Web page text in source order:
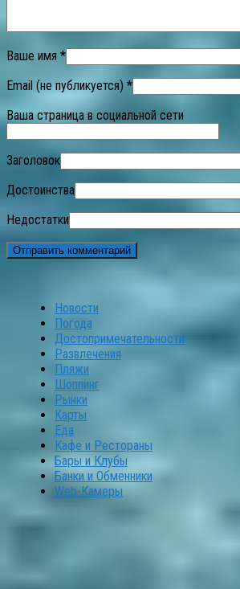
Ваше имя *
Email (не публикуется) *
Ваша страница в социальной сети
Заголовок
Достоинства
Недостатки
Новости
Погода
Достопримечательности
Развлечения
Пляжи
Шоппинг
Рынки
Карты
Еда
Кафе и Рестораны
Бары и Клубы
Банки и Обменники
Web-Камеры